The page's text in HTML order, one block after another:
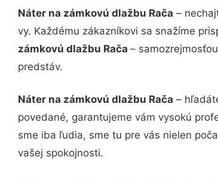
Náter na zámkovú dlažbu Rača –
vy. Každému zákazníkovi sa snažíme
zámkovú dlažbu Rača –
predstáv.
Náter na zámkovú dlažbu Rača –
povedané, garantujeme vám vysokú
sme iba ľudia, sme tu pre vás nielen
vašej spokojnosti.